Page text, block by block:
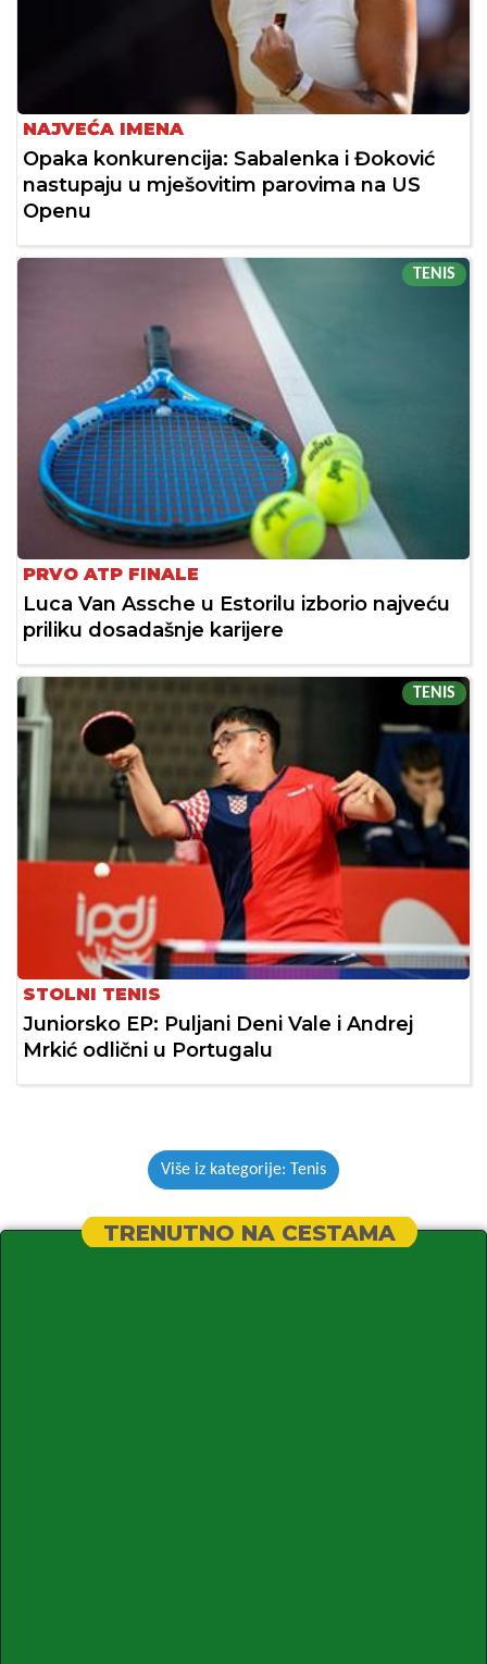
NAJVEĆA IMENA
Opaka konkurencija: Sabalenka i Đoković
nastupaju u mješovitim parovima na US
Openu
TENIS
PRVO ATP FINALE
Luca Van Assche u Estorilu izborio najveću
priliku dosadašnje karijere
TENIS
STOLNI TENIS
Juniorsko EP: Puljani Deni Vale i Andrej
Mrkić odlični u Portugalu
Više iz kategorije: Tenis
TRENUTNO NA CESTAMA